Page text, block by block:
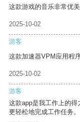
这款游戏的音乐非常优
2025-10-02
游客
这款加速器VPM应用程
2025-10-02
游客
这款app是我工作上的
更轻松地完成工作任务。